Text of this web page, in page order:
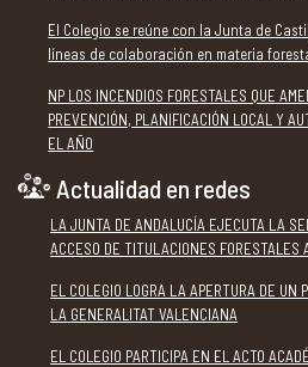
El Colegio se reúne con la Junta de
líneas de colaboración en materia
NP LOS INCENDIOS FORESTALES QUE
PREVENCIÓN, PLANIFICACIÓN LOCAL Y
EL AÑO
Actualidad en redes
LA JUNTA DE ANDALUCÍA EJECUTA LA
ACCESO DE TITULACIONES FORESTALES
EL COLEGIO LOGRA LA APERTURA DE UN
LA GENERALITAT VALENCIANA
EL COLEGIO PARTICIPA EN EL ACTO